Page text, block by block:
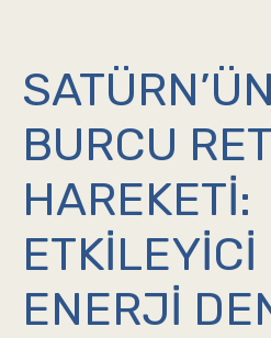
BURCU
HAREKETI:
ETKILEYICI
ENERJI